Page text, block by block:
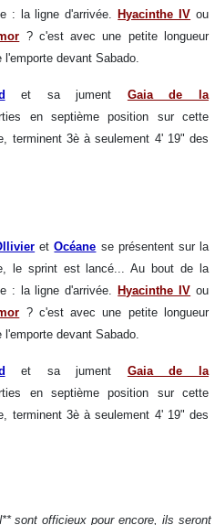
: la ligne d'arrivée. Hyacinthe IV ou
? c'est avec une petite longueur
l'emporte devant Sabado.
et sa jument Gaia de la
en septième position sur cette
terminent 3è à seulement 4' 19" des
etOcéane se présentent sur la
le sprint est lancé... Au bout de la
: la ligne d'arrivée. Hyacinthe IV ou
? c'est avec une petite longueur
l'emporte devant Sabado.
et sa jument Gaia de la
en septième position sur cette
terminent 3è à seulement 4' 19" des
sont officieux pour encore, ils seront